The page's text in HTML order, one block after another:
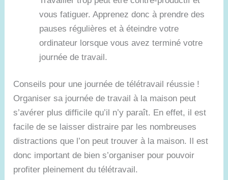
vous fatiguer. Apprenez donc à prendre des
pauses régulières et à éteindre votre
ordinateur lorsque vous avez terminé votre
journée de travail.
Conseils pour une journée de télétravail réussie !
Organiser sa journée de travail à la maison peut
s’avérer plus difficile qu’il n’y paraît. En effet, il est
facile de se laisser distraire par les nombreuses
distractions que l’on peut trouver à la maison. Il est
donc important de bien s’organiser pour pouvoir
profiter pleinement du télétravail.